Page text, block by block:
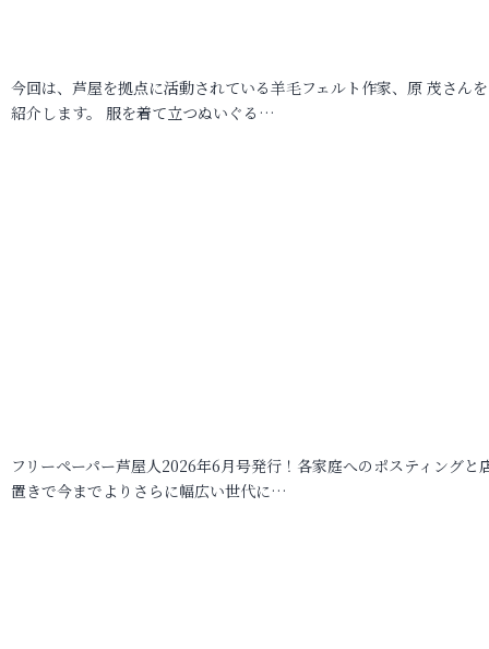
今回は、芦屋を拠点に活動されている羊毛フェルト作家、原 茂さん
紹介します。 服を着て立つぬいぐる…
フリーペーパー芦屋人2026年6月号発行！各家庭へのポスティングと
置きで今までよりさらに幅広い世代に…